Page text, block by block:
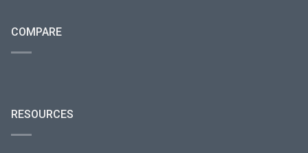
COMPARE
RESOURCES